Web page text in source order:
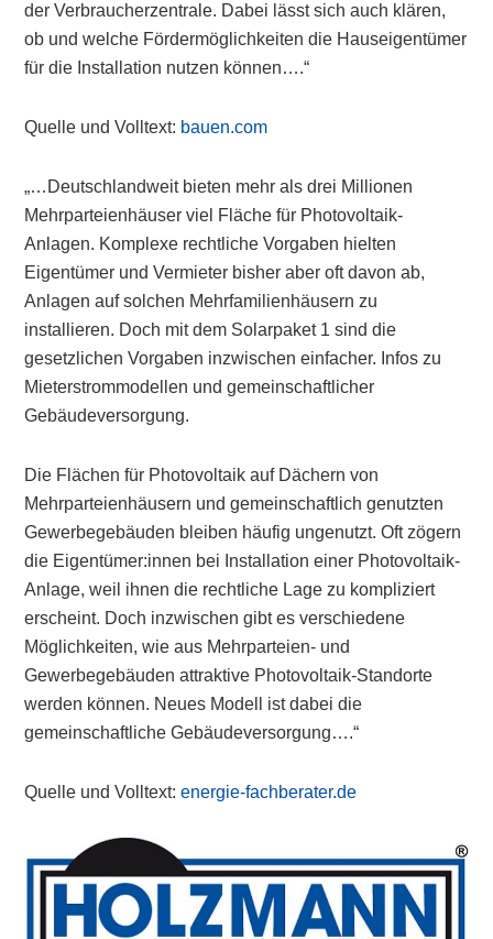
der Verbraucherzentrale. Dabei lässt sich auch klären,
ob und welche Fördermöglichkeiten die Hauseigentümer
für die Installation nutzen können….“
Quelle und Volltext: bauen.com
„…Deutschlandweit bieten mehr als drei Millionen
Mehrparteienhäuser viel Fläche für Photovoltaik-
Anlagen. Komplexe rechtliche Vorgaben hielten
Eigentümer und Vermieter bisher aber oft davon ab,
Anlagen auf solchen Mehrfamilienhäusern zu
installieren. Doch mit dem Solarpaket 1 sind die
gesetzlichen Vorgaben inzwischen einfacher. Infos zu
Mieterstrommodellen und gemeinschaftlicher
Gebäudeversorgung.
Die Flächen für Photovoltaik auf Dächern von
Mehrparteienhäusern und gemeinschaftlich genutzten
Gewerbegebäuden bleiben häufig ungenutzt. Oft zögern
die Eigentümer:innen bei Installation einer Photovoltaik-
Anlage, weil ihnen die rechtliche Lage zu kompliziert
erscheint. Doch inzwischen gibt es verschiedene
Möglichkeiten, wie aus Mehrparteien- und
Gewerbegebäuden attraktive Photovoltaik-Standorte
werden können. Neues Modell ist dabei die
gemeinschaftliche Gebäudeversorgung….“
Quelle und Volltext:energie-fachberater.de
Primary
Sidebar